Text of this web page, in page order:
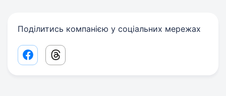
Поділитись компанією у соціальних мережах
Facebook share link
Threads share link